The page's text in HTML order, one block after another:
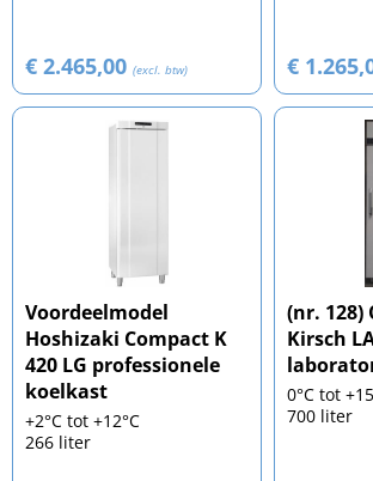
€ 2.465,00 (excl. btw) €
Voordeelmodel
Hoshizaki Compact K
420 LG professionele
koelkast
+2°C tot +12°C
266 liter
(nr. 128)
Kirsch
0°C tot
700 liter